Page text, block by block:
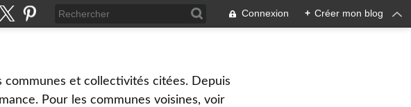
Connexion + Créer mon blog
communes et collectivités citées. Depuis
Pour les communes voisines, voir